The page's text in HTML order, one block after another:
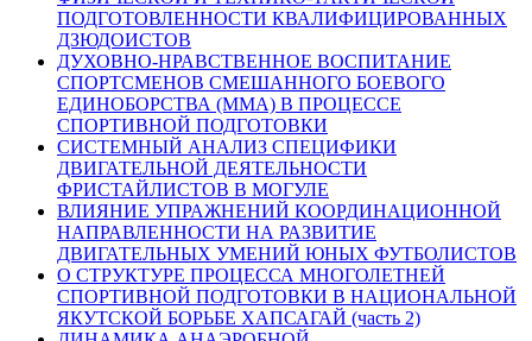
ПОДГОТОВЛЕННОСТИ КВАЛИФИЦИРОВАННЫХ
ДЗЮДОИСТОВ
ДУХОВНО-НРАВСТВЕННОЕ ВОСПИТАНИЕ
СПОРТСМЕНОВ СМЕШАННОГО БОЕВОГО
ЕДИНОБОРСТВА (ММА) В ПРОЦЕССЕ
СПОРТИВНОЙ ПОДГОТОВКИ
СИСТЕМНЫЙ АНАЛИЗ СПЕЦИФИКИ
ДВИГАТЕЛЬНОЙ ДЕЯТЕЛЬНОСТИ
ФРИСТАЙЛИСТОВ В МОГУЛЕ
ВЛИЯНИЕ УПРАЖНЕНИЙ КООРДИНАЦИОННОЙ
НАПРАВЛЕННОСТИ НА РАЗВИТИЕ
ДВИГАТЕЛЬНЫХ УМЕНИЙ ЮНЫХ ФУТБОЛИСТОВ
О СТРУКТУРЕ ПРОЦЕССА МНОГОЛЕТНЕЙ
СПОРТИВНОЙ ПОДГОТОВКИ В НАЦИОНАЛЬНОЙ
ЯКУТСКОЙ БОРЬБЕ ХАПСАГАЙ (часть 2)